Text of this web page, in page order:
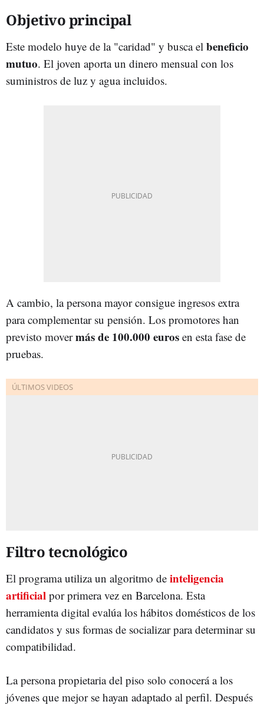
Objetivo principal
Este modelo huye de la "caridad" y busca el beneficio
mutuo. El joven aporta un dinero mensual con los
suministros de luz y agua incluidos.
A cambio, la persona mayor consigue ingresos extra
para complementar su pensión. Los promotores han
previsto movermás de 100.000 euros en esta fase de
pruebas.
Filtro tecnológico
El programa utiliza un algoritmo de inteligencia
artificial por primera vez en Barcelona. Esta
herramienta digital evalúa los hábitos domésticos de los
candidatos y sus formas de socializar para determinar su
compatibilidad.
La persona propietaria del piso solo conocerá a los
jóvenes que mejor se hayan adaptado al perfil. Después